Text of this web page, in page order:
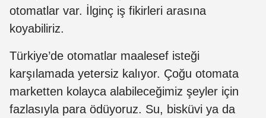
otomatlar var. İlginç iş fikirleri arasına
koyabiliriz.
Türkiye’de otomatlar maalesef isteği
karşılamada yetersiz kalıyor. Çoğu otomata
marketten kolayca alabileceğimiz şeyler için
fazlasıyla para ödüyoruz. Su, bisküvi ya da